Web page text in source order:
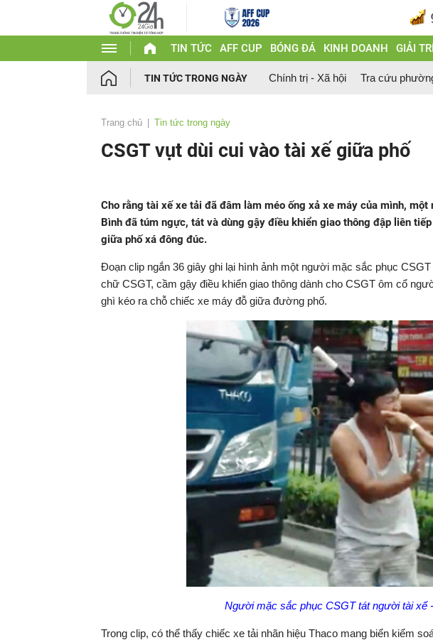
TIN TỨC AFF CUP BÓNG ĐÁ KINH DOANH GIẢI TRÍ
TIN TỨC TRONG NGÀY Chính trị - Xã hội Tra cứu
Trang chủ Tin tức trong ngày
CSGT vụt dùi cui vào tài xế giữa phố
Cho rằng tài xế xe tải đã đâm làm méo ống xả xe máy của mình, một
Bình đã túm ngực, tát và dùng gậy điều khiển giao thông đập liên
giữa phố xá đông đúc.
Đoạn clip ngắn 36 giây ghi lại hình ảnh một người mặc sắc phục
chữ CSGT, cầm gậy điều khiển giao thông dành cho CSGT ôm cổ
ghì kéo ra chỗ chiếc xe máy đỗ giữa đường phố.
Người mặc sắc phục CSGT tát người tài xế
Trong clip, có thể thấy chiếc xe tải nhãn hiệu Thaco mang biển kiểm